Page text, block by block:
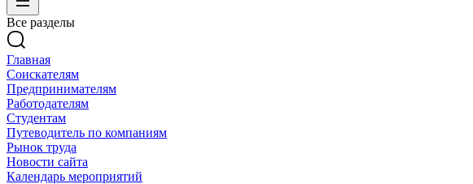
Все разделы
Главная
Соискателям
Предпринимателям
Работодателям
Студентам
Путеводитель по компаниям
Рынок труда
Новости сайта
Календарь мероприятий